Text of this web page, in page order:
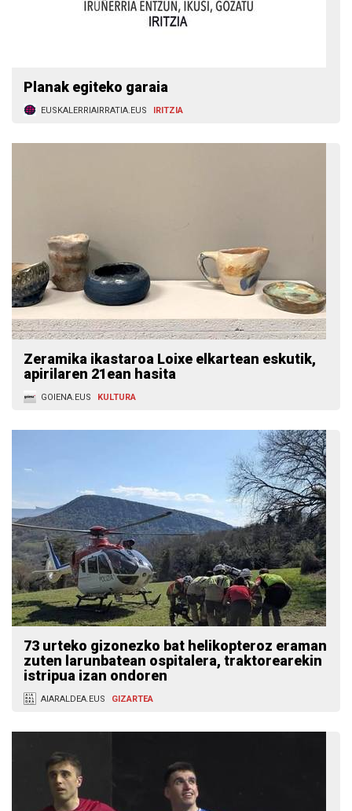
Planak egiteko garaia
EUSKALERRIAIRRATIA.EUS IRITZIA
Zeramika ikastaroa Loixe elkartean eskutik,
apirilaren 21ean hasita
GOIENA.EUS KULTURA
73 urteko gizonezko bat helikopteroz eraman
zuten larunbatean ospitalera, traktorearekin
istripua izan ondoren
AIARALDEA.EUS GIZARTEA